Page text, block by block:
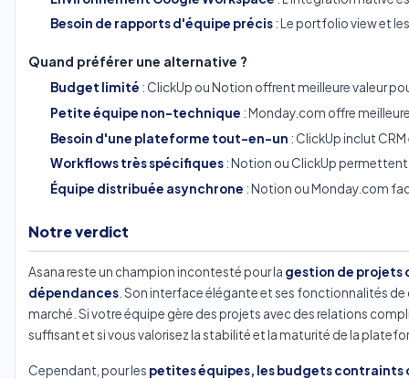
Besoin de rapports d'équipe précis: Le portfolio view et
Quand préférer une alternative ?
Budget limité : ClickUp ou Notion offrent meilleure valeur
Petite équipe non-technique : Monday.com offre
Besoin d'une plateforme tout-en-un : ClickUp inclut
Workflows très spécifiques: Notion ou ClickUp
Équipe distribuée asynchrone : Notion ou Monday.com
Notre verdict
Asana reste un champion incontesté pour la gestion de projets
dépendances. Son interface élégante et ses fonctionnalités
marché. Si votre équipe gère des projets avec des relations
suffisant et si vous valorisez la stabilité et la maturité de la
Cependant, pour les petites équipes, les budgets contraints